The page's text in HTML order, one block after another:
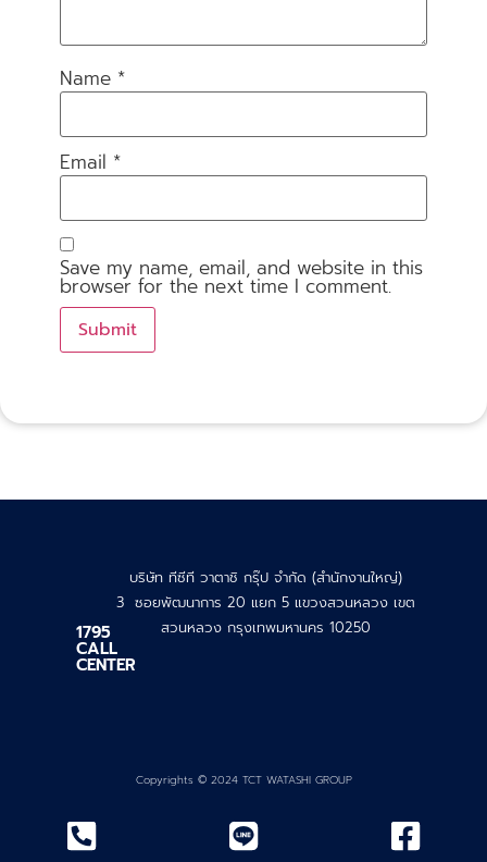
Name *
Email *
Save my name, email, and website in this
browser for the next time I comment.
1795
CALL
CENTER
บริษัท ทีซีที วาตาชิ กรุ๊ป จำกัด (สำนักงานใหญ่)
3 ซอยพัฒนาการ 20 แยก 5 แขวงสวนหลวง เขต
สวนหลวง กรุงเทพมหานคร 10250
Copyrights © 2024 TCT WATASHI GROUP